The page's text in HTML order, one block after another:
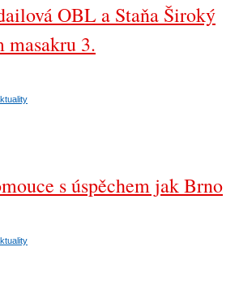
OBL a Staňa Široký
masakru 3.
s úspěchem jak Brno